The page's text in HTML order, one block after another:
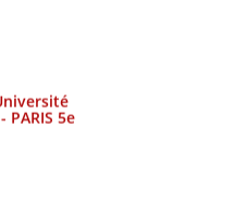
PARIS 5e
Curie – Amphi 15